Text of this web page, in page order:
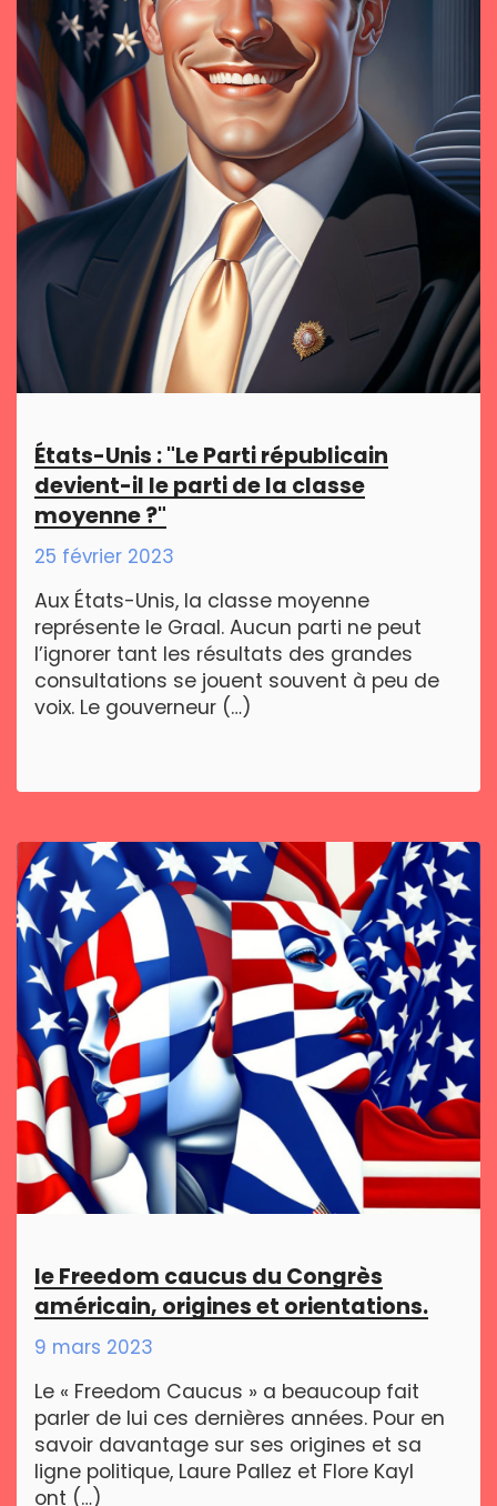
États-Unis : "Le Parti républicain
devient-il le parti de la classe
moyenne ?"
25 février 2023
Aux États-Unis, la classe moyenne
représente le Graal. Aucun parti ne peut
l’ignorer tant les résultats des grandes
consultations se jouent souvent à peu de
voix. Le gouverneur (…)
le Freedom caucus du Congrès
américain, origines et orientations.
9 mars 2023
Le « Freedom Caucus » a beaucoup fait
parler de lui ces dernières années. Pour en
savoir davantage sur ses origines et sa
ligne politique, Laure Pallez et Flore Kayl
ont (…)